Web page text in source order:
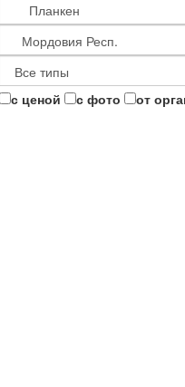
с ценой с фото от